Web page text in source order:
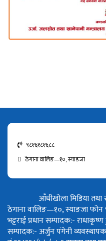
९८१६१८१६८८
ठेगाना वालिङ—१०, स्याङजा
आँधीखोला मिडिया
ठेगाना वालिङ—१०, स्याङजा फोन
भट्टराईप्रधान सम्पादक:- राधाकृष्ण
सम्पादक:- अर्जुन पंगेनी